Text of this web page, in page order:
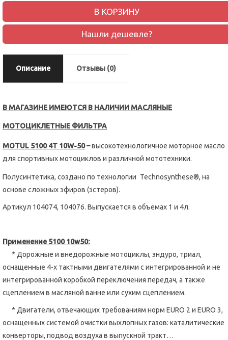
В КОРЗИНУ
Нашли дешевле?
Описание Отзывы (0)
В МАГАЗИНЕ ИМЕЮТСЯ В НАЛИЧИИ МАСЛЯНЫЕ
МОТОЦИКЛЕТНЫЕ ФИЛЬТРА
MOTUL 5100 4T 10W-50–высокотехнологичное моторное масло
для спортивных мотоциклов и различной мототехники.
Полусинтетика, создано по технологии Technosynthese®, на
основе сложных эфиров (эстеров).
Артикул 104074, 104076. Выпускается в объемах 1 и 4л.
Применение 5100 10w50:
* Дорожные и внедорожные мотоциклы, эндуро, триал,
оснащенные 4-х тактными двигателями с интегрированной и не
интегрированной коробкой переключения передач, а также
сцеплением в масляной ванне или сухим сцеплением.
* Двигатели, отвечающих требованиям норм EURO 2 и EURO 3,
оснащенных системой очистки выхлопных газов: каталитические
конверторы, подвод воздуха в выпускной тракт…